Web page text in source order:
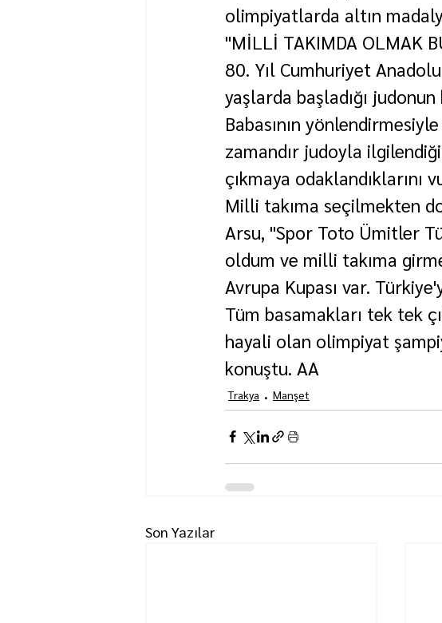
olimpiyatlarda altın
"MİLLİ TAKIMDA OLMAK
80. Yıl Cumhuriyet
yaşlarda başladığı
Babasının
zamandır judoyla
çıkmaya odaklandıklarını
Milli takıma seçilmekten
Arsu, "Spor Toto Ümitler
oldum ve milli takıma
Avrupa Kupası var.
Tüm basamakları tek tek
hayali olan olimpiyat
konuştu. AA
Trakya Manşet
Son Yazılar